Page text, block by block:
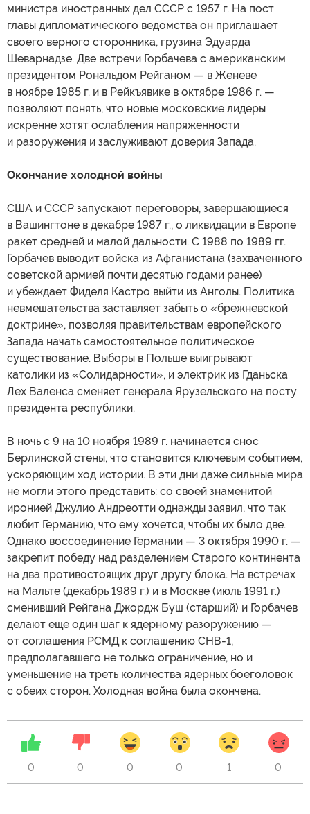
министра иностранных дел СССР с 1957 г. На пост
главы дипломатического ведомства он приглашает
своего верного сторонника, грузина Эдуарда
Шеварнадзе. Две встречи Горбачева с американским
президентом Рональдом Рейганом — в Женеве
в ноябре 1985 г. и в Рейкъявике в октябре 1986 г. —
позволяют понять, что новые московские лидеры
искренне хотят ослабления напряженности
и разоружения и заслуживают доверия Запада.
Окончание холодной войны
США и СССР запускают переговоры, завершающиеся
в Вашингтоне в декабре 1987 г., о ликвидации в Европе
ракет средней и малой дальности. С 1988 по 1989 гг.
Горбачев выводит войска из Афганистана (захваченного
советской армией почти десятью годами ранее)
и убеждает Фиделя Кастро выйти из Анголы. Политика
невмешательства заставляет забыть о «брежневской
доктрине», позволяя правительствам европейского
Запада начать самостоятельное политическое
существование. Выборы в Польше выигрывают
католики из «Солидарности», и электрик из Гданьска
Лех Валенса сменяет генерала Ярузельского на посту
президента республики.
В ночь с 9 на 10 ноября 1989 г. начинается снос
Берлинской стены, что становится ключевым событием,
ускоряющим ход истории. В эти дни даже сильные мира
не могли этого представить: со своей знаменитой
иронией Джулио Андреотти однажды заявил, что так
любит Германию, что ему хочется, чтобы их было две.
Однако воссоединение Германии — 3 октября 1990 г. —
закрепит победу над разделением Старого континента
на два противостоящих друг другу блока. На встречах
на Мальте (декабрь 1989 г.) и в Москве (июль 1991 г.)
сменивший Рейгана Джордж Буш (старший) и Горбачев
делают еще один шаг к ядерному разоружению —
от соглашения РСМД к соглашению СНВ-1,
предполагавшего не только ограничение, но и
уменьшение на треть количества ядерных боеголовок
с обеих сторон. Холодная война была окончена.
0 0 0 0 1 0